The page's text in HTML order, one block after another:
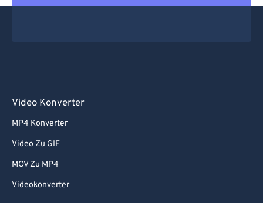
Video Konverter
MP4 Konverter
Video Zu GIF
MOV Zu MP4
Videokonverter